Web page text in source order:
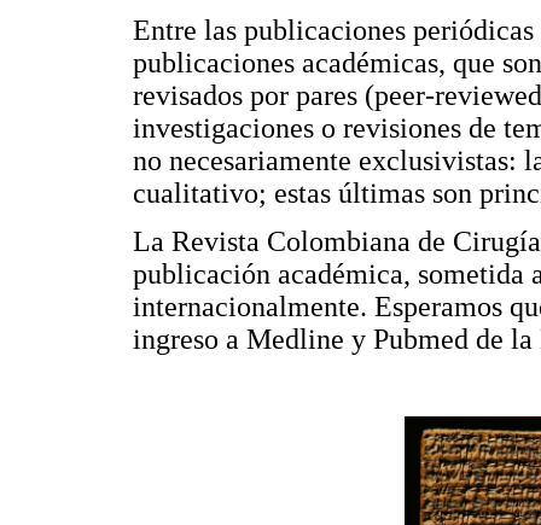
Entre las publicaciones
publicaciones académicas, que
revisados por pares (peer-
investigaciones o revisiones de
no necesariamente exclusivistas:
cualitativo; estas últimas son
La Revista Colombiana de
publicación académica, sometida
internacionalmente. Esperamos
ingreso a Medline y Pubmed de